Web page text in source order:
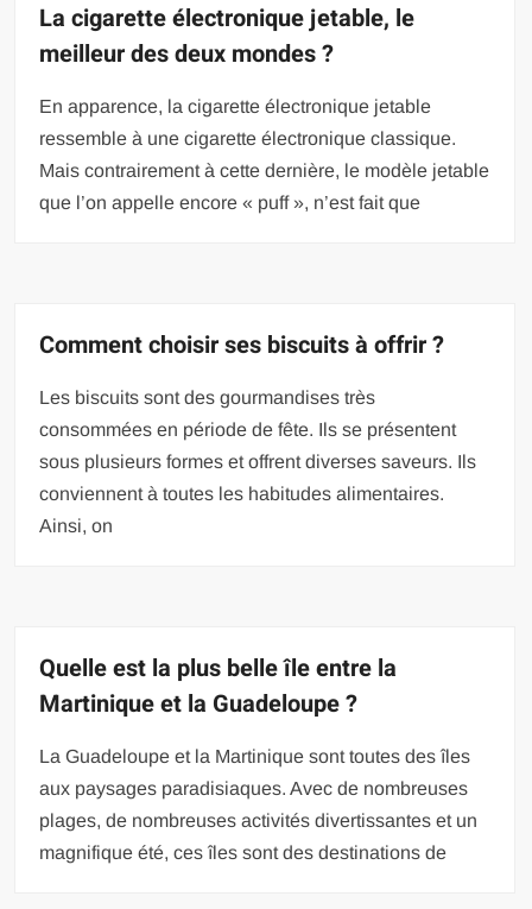
La cigarette électronique jetable, le
meilleur des deux mondes ?
En apparence, la cigarette électronique jetable
ressemble à une cigarette électronique classique.
Mais contrairement à cette dernière, le modèle jetable
que l’on appelle encore « puff », n’est fait que
Comment choisir ses biscuits à offrir ?
Les biscuits sont des gourmandises très
consommées en période de fête. Ils se présentent
sous plusieurs formes et offrent diverses saveurs. Ils
conviennent à toutes les habitudes alimentaires.
Ainsi, on
Quelle est la plus belle île entre la
Martinique et la Guadeloupe ?
La Guadeloupe et la Martinique sont toutes des îles
aux paysages paradisiaques. Avec de nombreuses
plages, de nombreuses activités divertissantes et un
magnifique été, ces îles sont des destinations de